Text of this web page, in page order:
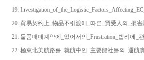
19.
20. 貿易契約上_物品不引渡에_따른_買受人의_損
21. 물품매매계약에_있어서의_Frustration_법리에_
22. 極東北美航路를_就航中인_主要船社들의_運航